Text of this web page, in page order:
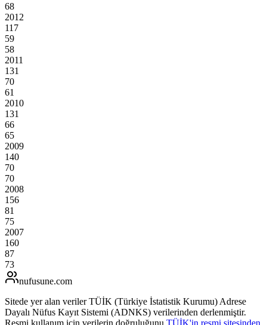
68
2012
117
59
58
2011
131
70
61
2010
131
66
65
2009
140
70
70
2008
156
81
75
2007
160
87
73
nufusune.com
Sitede yer alan veriler TÜİK (Türkiye İstatistik Kurumu) Adrese
Dayalı Nüfus Kayıt Sistemi (ADNKS) verilerinden derlenmiştir.
Resmi kullanım için verilerin doğruluğunu TÜİK'in resmi sitesinden